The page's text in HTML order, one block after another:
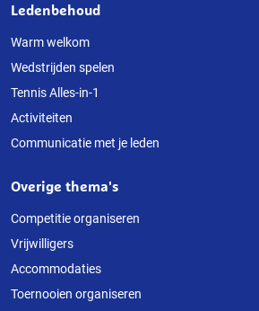
Ledenbehoud
Warm welkom
Wedstrijden spelen
Tennis Alles-in-1
Activiteiten
Communicatie met je leden
Overige thema's
Competitie organiseren
Vrijwilligers
Accommodaties
Toernooien organiseren